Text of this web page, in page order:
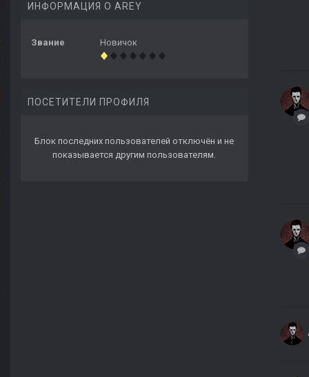
ИНФОРМАЦИЯ О AREY
Звание Новичок
ПОСЕТИТЕЛИ ПРОФИЛЯ
Блок последних пользователей отключён и не
показывается другим пользователям.